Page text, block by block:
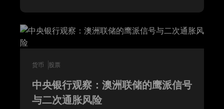
货币 股票
中央银行观察：澳洲联储的鹰派信号
与二次通胀风险